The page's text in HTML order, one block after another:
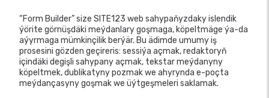
“Form Builder” size SITE123 web sahypaňyzdaky islendik
ýörite görnüşdäki meýdanlary goşmaga, köpeltmäge ýa-da
aýyrmaga mümkinçilik berýär. Bu ädimde umumy iş
prosesini gözden geçireris: sessiýa açmak, redaktoryň
içindäki degişli sahypany açmak, tekstar meýdanyny
köpeltmek, dublikatyny pozmak we ahyrynda e-poçta
meýdançasyny goşmak we üýtgeşmeleri saklamak.